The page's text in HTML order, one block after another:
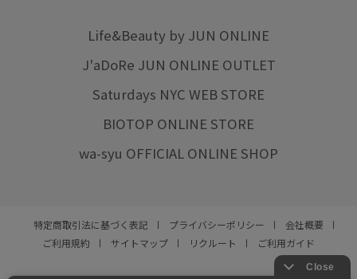
Life&Beauty by JUN ONLINE
J'aDoRe JUN ONLINE OUTLET
Saturdays NYC WEB STORE
BIOTOP ONLINE STORE
wa-syu OFFICIAL ONLINE SHOP
特定商取引法に基づく表記 プライバシーポリシー
会社概要
ご利用規約
サイトマップ リクルート ご利用ガイド